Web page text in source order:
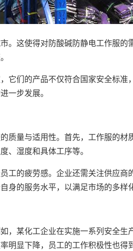
这使得对防酸碱防静电工作服
们的产品不仅符合国家安全标
一步发展。
量与适用性。首先，工作服的
、湿度和具体工序等。
的疲劳感。企业还需关注供应
的服务水平，以满足市场的多样
某化工企业在实施一系列安全生
显下降，员工的工作积极性也得